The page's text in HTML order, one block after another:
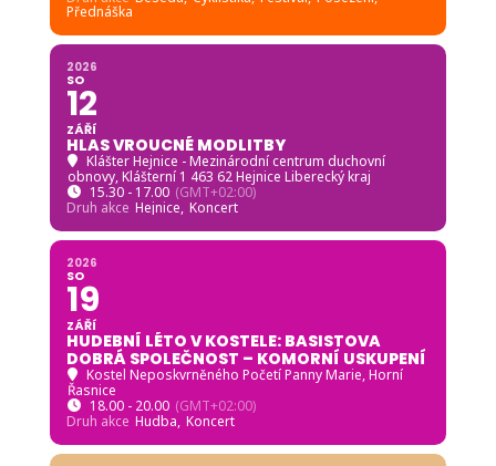
Přednáška
2026
SO
12
ZÁŘÍ
HLAS VROUCNÉ MODLITBY
Klášter Hejnice - Mezinárodní centrum duchovní
obnovy, Klášterní 1 463 62 Hejnice Liberecký kraj
15.30 - 17.00 (GMT+02:00)
Druh akce Hejnice, Koncert
2026
SO
19
ZÁŘÍ
HUDEBNÍ LÉTO V KOSTELE: BASISTOVA
DOBRÁ SPOLEČNOST – KOMORNÍ USKUPENÍ
Kostel Neposkvrněného Početí Panny Marie, Horní
Řasnice
18.00 - 20.00 (GMT+02:00)
Druh akce Hudba, Koncert